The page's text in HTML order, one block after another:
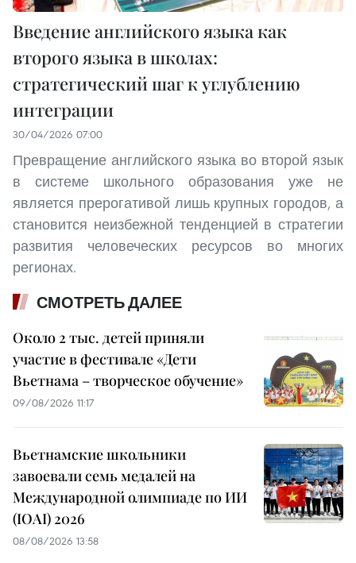
Введение английского языка как
второго языка в школах:
стратегический шаг к углублению
интеграции
30/04/2026 07:00
Превращение английского языка во второй язык
в системе школьного образования уже не
является прерогативой лишь крупных городов, а
становится неизбежной тенденцией в стратегии
развития человеческих ресурсов во многих
регионах.
СМОТРЕТЬ ДАЛЕЕ
Около 2 тыс. детей приняли
участие в фестивале «Дети
Вьетнама – творческое обучение»
09/08/2026 11:17
Вьетнамские школьники
завоевали семь медалей на
Международной олимпиаде по ИИ
(IOAI) 2026
08/08/2026 13:58